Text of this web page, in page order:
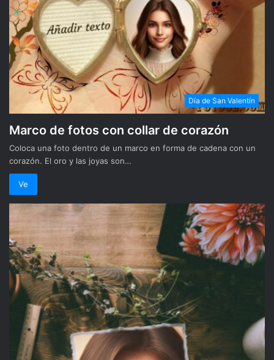
Día de San Valentín
Marco de fotos con collar de corazón
Coloca una foto dentro de un marco en forma de cadena con un
corazón. El oro y las joyas son…
Ve